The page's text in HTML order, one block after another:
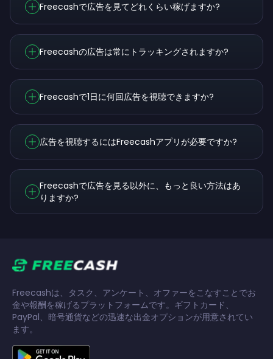
Freecashで広告を見てどれくらい稼げますか?
Freecashの広告は常にトラッキングされますか?
Freecashで1日に何回広告を視聴できますか?
広告を視聴するにはFreecashアプリが必要ですか?
Freecashで広告を見る以外に、もっと良い方法はあ
りますか?
Freecashは、タスク、アンケート、オファーをこなすことでお
金や報酬を稼げるプラットフォームです。ギフトカード、
PayPal、暗号通貨などの迅速な出金オプションが用意されてい
ます。